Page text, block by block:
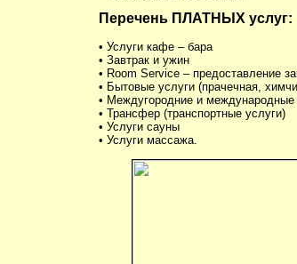
Перечень ПЛАТНЫХ услуг:
• Услуги кафе – бара
• Завтрак и ужин
• Room Service – предоставление
• Бытовые услуги (прачечная,
• Междугородние и международные
• Трансфер (транспортные услуги)
• Услуги сауны
• Услуги массажа.